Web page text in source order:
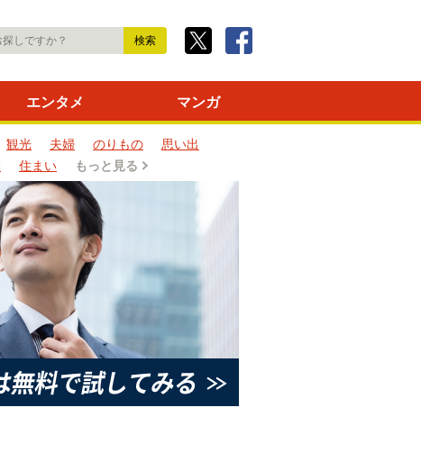
エンタメ マンガ
観光 夫婦 のりもの
思い出
住まい もっと見る